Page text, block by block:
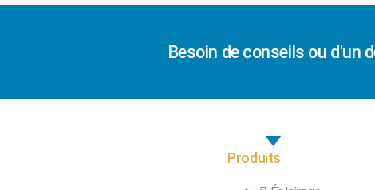
Besoin de conseils ou d'un
Produits